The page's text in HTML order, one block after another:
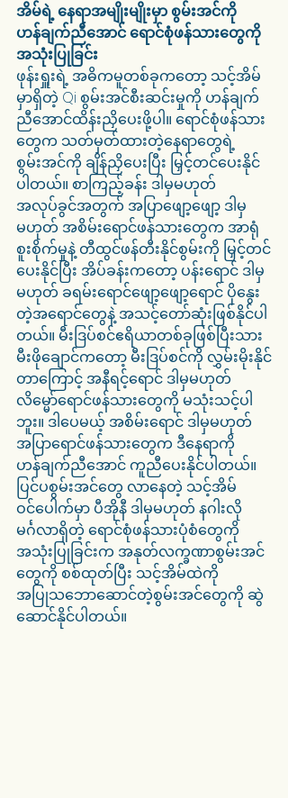
အိမ်ရဲ့ နေရာအမျိုးမျိုးမှာ စွမ်းအင်ကို
ဟန်ချက်ညီအောင် ရောင်စုံဖန်သားတွေကို
အသုံးပြုခြင်း
ဖုန်းရှူးရဲ့ အဓိကမူတစ်ခုကတော့ သင့်အိမ်
မှာရှိတဲ့ Qi စွမ်းအင်စီးဆင်းမှုကို ဟန်ချက်
ညီအောင်ထိန်းညှိပေးဖို့ပါ။ ရောင်စုံဖန်သား
တွေက သတ်မှတ်ထားတဲ့နေရာတွေရဲ့
စွမ်းအင်ကို ချိန်ညှိပေးပြီး မြှင့်တင်ပေးနိုင်
ပါတယ်။ စာကြည့်ခန်း ဒါမှမဟုတ်
အလုပ်ခွင်အတွက် အပြာဖျော့ဖျော့ ဒါမှ
မဟုတ် အစိမ်းရောင်ဖန်သားတွေက အာရုံ
စူးစိုက်မှုနဲ့ တီထွင်ဖန်တီးနိုင်စွမ်းကို မြှင့်တင်
ပေးနိုင်ပြီး အိပ်ခန်းကတော့ ပန်းရောင် ဒါမှ
မဟုတ် ခရမ်းရောင်ဖျော့ဖျော့ရောင် ပိုနွေး
တဲ့အရောင်တွေနဲ့ အသင့်တော်ဆုံးဖြစ်နိုင်ပါ
တယ်။ မီးဒြပ်စင်ဧရိယာတစ်ခုဖြစ်ပြီးသား
မီးဖိုချောင်ကတော့ မီးဒြပ်စင်ကို လွှမ်းမိုးနိုင်
တာကြောင့် အနီရင့်ရောင် ဒါမှမဟုတ်
လိမ္မော်ရောင်ဖန်သားတွေကို မသုံးသင့်ပါ
ဘူး။ ဒါပေမယ့် အစိမ်းရောင် ဒါမှမဟုတ်
အပြာရောင်ဖန်သားတွေက ဒီနေရာကို
ဟန်ချက်ညီအောင် ကူညီပေးနိုင်ပါတယ်။
ပြင်ပစွမ်းအင်တွေ လာနေတဲ့ သင့်အိမ်
ဝင်ပေါက်မှာ ပီအိုနီ ဒါမှမဟုတ် နဂါးလို
မင်္ဂလာရှိတဲ့ ရောင်စုံဖန်သားပုံစံတွေကို
အသုံးပြုခြင်းက အနုတ်လက္ခဏာစွမ်းအင်
တွေကို စစ်ထုတ်ပြီး သင့်အိမ်ထဲကို
အပြုသဘောဆောင်တဲ့စွမ်းအင်တွေကို ဆွဲ
ဆောင်နိုင်ပါတယ်။